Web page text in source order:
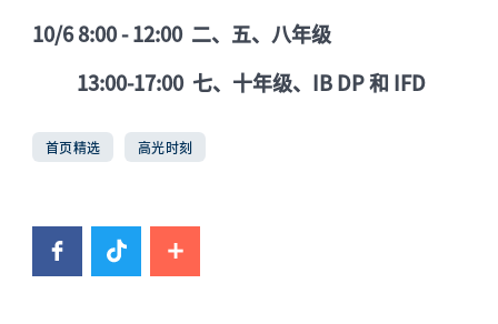
10/6 8:00 - 12:00 二、五、八年级
13:00-17:00 七、十年级、IB DP 和 IFD
首页精选 高光时刻